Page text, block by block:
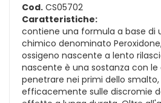
Cod. CS05702
Caratteristiche:
contiene una formula a base di
chimico denominato
ossigeno nascente a lento
nascente è una sostanza con
penetrare nei primi dello
efficacemente sulle discromie